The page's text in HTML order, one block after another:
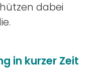
dabei
in kurzer Zeit